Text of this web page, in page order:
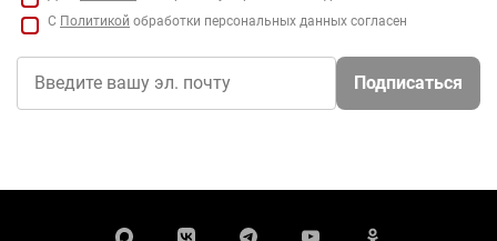
С Политикой обработки персональных данных согласен
Подписаться